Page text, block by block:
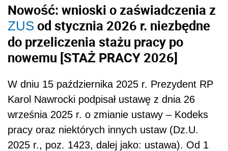
Nowość: wnioski o zaświadczenia z
ZUS od stycznia 2026 r. niezbędne
do przeliczenia stażu pracy po
nowemu [STAŻ PRACY 2026]
W dniu 15 października 2025 r. Prezydent RP
Karol Nawrocki podpisał ustawę z dnia 26
września 2025 r. o zmianie ustawy – Kodeks
pracy oraz niektórych innych ustaw (Dz.U.
2025 r., poz. 1423, dalej jako: ustawa). Od 1